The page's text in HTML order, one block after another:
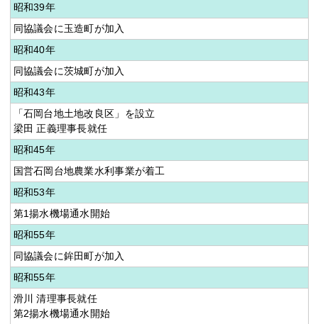
昭和39年
同協議会に玉造町が加入
昭和40年
同協議会に茨城町が加入
昭和43年
「石岡台地土地改良区」を設立
梁田 正義理事長就任
昭和45年
国営石岡台地農業水利事業が着工
昭和53年
第1揚水機場通水開始
昭和55年
同協議会に鉾田町が加入
昭和55年
滑川 清理事長就任
第2揚水機場通水開始